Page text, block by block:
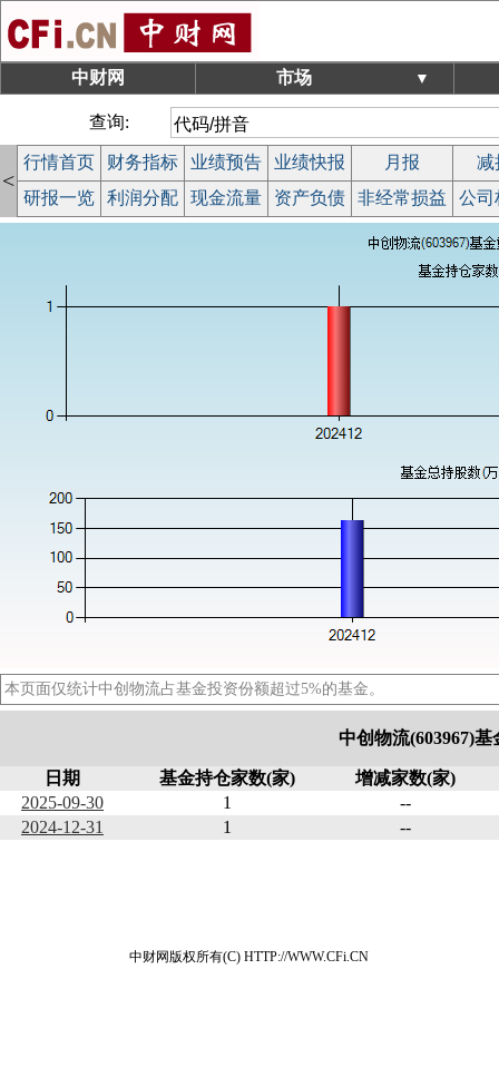
中财网 市场 ▼
查询:
<
行情首页 财务指标 业绩预告 业绩快报 月报
减
研报一览
利润分配 现金流量 资产负债 非经常损益 公司
本页面仅统计中创物流占基金投资份额超过5%的基金。
中创物流(603967)
日期 基金持仓家数(家)
增减家数(家)
2025-09-30
1
--
2024-12-31
1 --
中财网版权所有(C) HTTP://WWW.CFi.CN